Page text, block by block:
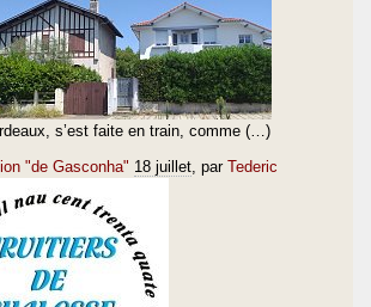
s’est faite en train, comme (…)
"de Gasconha" 18 juillet , par Tederic